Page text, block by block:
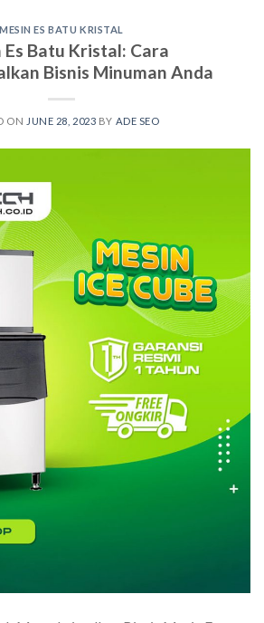
MESIN ES BATU KRISTAL
Es Batu Kristal: Cara
Bisnis Minuman Anda
ON JUNE 28, 2023 BY ADE SEO